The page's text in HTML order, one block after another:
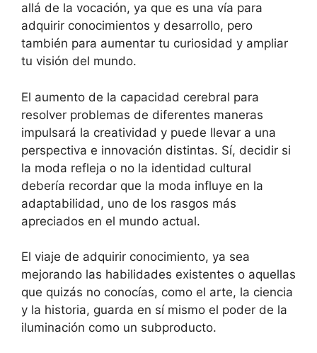
allá de la vocación, ya que es una vía para
adquirir conocimientos y desarrollo, pero
también para aumentar tu curiosidad y ampliar
tu visión del mundo.
El aumento de la capacidad cerebral para
resolver problemas de diferentes maneras
impulsará la creatividad y puede llevar a una
perspectiva e innovación distintas. Sí, decidir si
la moda refleja o no la identidad cultural
debería recordar que la moda influye en la
adaptabilidad, uno de los rasgos más
apreciados en el mundo actual.
El viaje de adquirir conocimiento, ya sea
mejorando las habilidades existentes o aquellas
que quizás no conocías, como el arte, la ciencia
y la historia, guarda en sí mismo el poder de la
iluminación como un subproducto.